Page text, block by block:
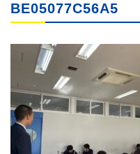
BE05077C56A5